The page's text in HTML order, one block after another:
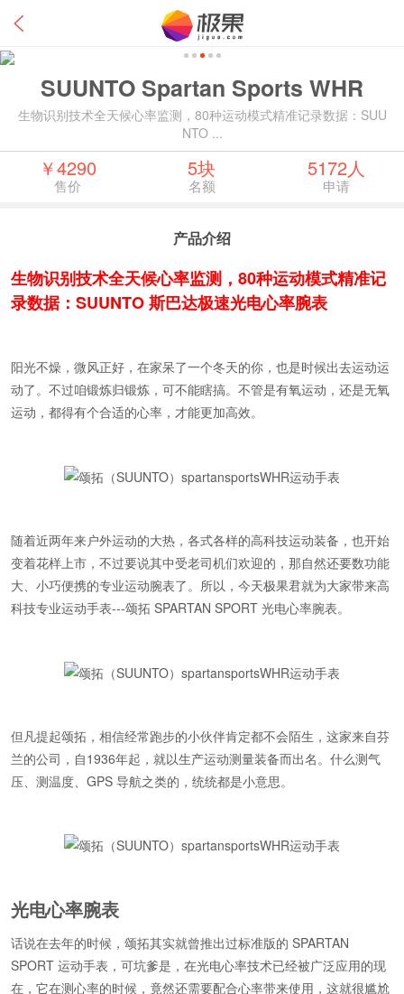
SUUNTO Spartan Sports WHR
生物识别技术全天候心率监测，80种运动模式精准记录数据：SUU
NTO ...
￥4290
售价
5块
名额
5172人
申请
产品介绍
生物识别技术全天候心率监测，80种运动模式精准记
录数据：SUUNTO 斯巴达极速光电心率腕表
阳光不燥，微风正好，在家呆了一个冬天的你，也是时候出去运动运
动了。不过咱锻炼归锻炼，可不能瞎搞。不管是有氧运动，还是无氧
运动，都得有个合适的心率，才能更加高效。
随着近两年来户外运动的大热，各式各样的高科技运动装备，也开始
变着花样上市，不过要说其中受老司机们欢迎的，那自然还要数功能
大、小巧便携的专业运动腕表了。所以，今天极果君就为大家带来高
科技专业运动手表---颂拓 SPARTAN SPORT 光电心率腕表。
但凡提起颂拓，相信经常跑步的小伙伴肯定都不会陌生，这家来自芬
兰的公司，自1936年起，就以生产运动测量装备而出名。什么测气
压、测温度、GPS 导航之类的，统统都是小意思。
光电心率腕表
话说在去年的时候，颂拓其实就曾推出过标准版的 SPARTAN
SPORT 运动手表，可坑爹是，在光电心率技术已经被广泛应用的现
在，它在测心率的时候，竟然还需要配合心率带来使用，这就很尴尬